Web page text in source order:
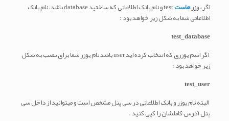
اگر یوزرهاستtestو نام بانک اطلاعاتی که ساختیدdatabase باشد،
نام بانک
اطلاعاتی شما به شکل زیر خواهد بود :
test_database
اگر اسم یوزری که انتخاب کرده ایدuserباشد نام یوزر شما برای نصب به شکل
زیر خواهد بود :
test_user
البته نام یوزر و بانک اطلاعاتی در سی پنل مشخص است و میتوانید از داخل سی
پنل آدرس کاملشان را کپی کنید .